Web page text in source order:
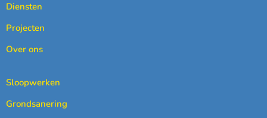
Diensten
Projecten
Over ons
Sloopwerken
Grondsanering